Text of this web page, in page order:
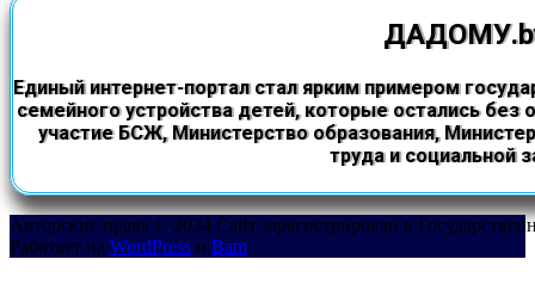
Единый интернет-портал стал ярким примером
семейного устройства детей, которые остались без
участие БСЖ, Министерство образования,
труда и социальной
Авторские права © 2024 Сайт зарегистрирован в
Работает на WordPress и Bam.